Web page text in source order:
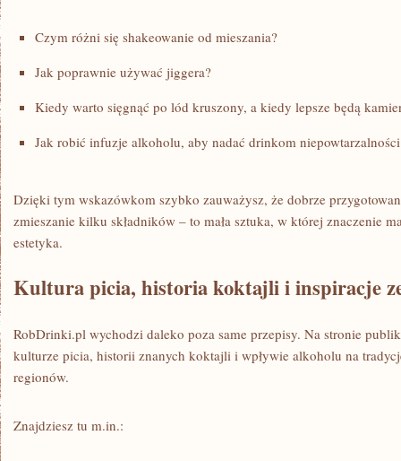
Czym różni się shakeowanie od mieszania?
Jak poprawnie używać jiggera?
Kiedy warto sięgnąć po lód kruszony, a kiedy lepsze będą
Jak robić infuzje alkoholu, aby nadać drinkom
Dzięki tym wskazówkom szybko zauważysz, że dobrze
zmieszanie kilku składników – to mała sztuka, w której znaczenie
estetyka.
Kultura picia, historia koktajli i inspiracje
RobDrinki.pl wychodzi daleko poza same przepisy. Na stronie
kulturze picia, historii znanych koktajli i wpływie alkoholu na
regionów.
Znajdziesz tu m.in.: